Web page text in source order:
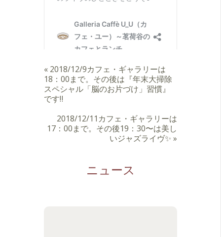
« 2018/12/9カフェ・ギャラリーは
18：00まで。その後は『年末大掃除
スペシャル「脳のお片づけ」習慣』
です‼️
2018/12/11カフェ・ギャラリーは
17：00まで。その後19：30〜は美し
いジャズライヴ✨ »
ニュース